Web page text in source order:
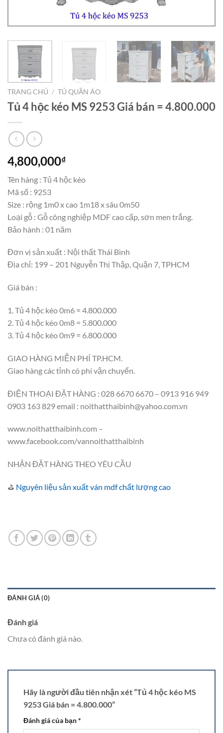
TRANG CHỦ / TỦ QUẦN ÁO
Tủ 4 hộc kéo MS 9253 Giá bán = 4.800.000
4,800,000₫
Tên hàng : Tủ 4 hộc kéo
Mã số : 9253
Size : rộng 1m0 x cao 1m18 x sâu 0m50
Loại gỗ : Gỗ công nghiệp MDF cao cấp, sơn men trắng.
Bảo hành : 01 năm
Đơn vị sản xuất : Nội thất Thái Bình
Địa chỉ: 199 – 201 Nguyễn Thị Thập, Quận 7, TPHCM
Giá bán :
1. Tủ 4 hộc kéo 0m6 = 4.800.000
2. Tủ 4 hộc kéo 0m8 = 5.800.000
3. Tủ 4 hộc kéo 0m9 = 6.800.000
GIAO HÀNG MIỄN PHÍ TP.HCM.
Giao hàng các tỉnh có phí vận chuyển.
ĐIỆN THOẠI ĐẶT HÀNG : 028 6670 6670 – 0913 916 949
0903 163 829 email : noithatthaibinh@yahoo.com.vn
www.noithatthaibinh.com –
www.facebook.com/vannoithatthaibinh
NHẬN ĐẶT HÀNG THEO YÊU CẦU
⛳ Nguyên liệu sản xuất ván mdf chất lượng cao
ĐÁNH GIÁ (0)
Đánh giá
Chưa có đánh giá nào.
Hãy là người đầu tiên nhận xét “Tủ 4 hộc kéo MS
9253 Giá bán = 4.800.000”
Đánh giá của bạn*